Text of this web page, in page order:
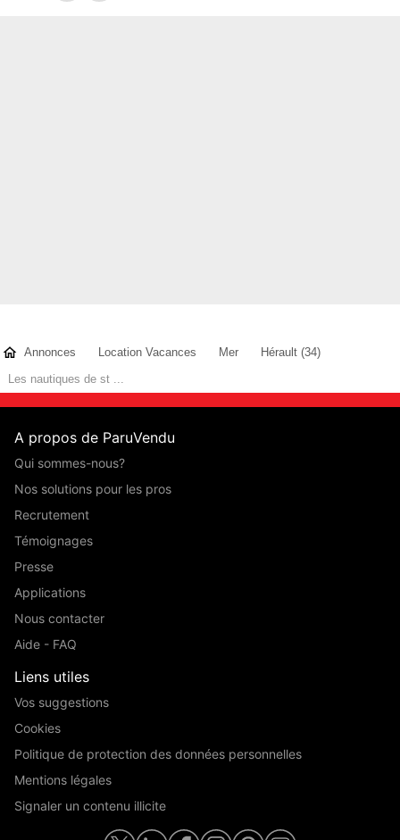
Annonces Location Vacances Mer
Hérault (34)
Les nautiques de st ...
A propos de ParuVendu
Qui sommes-nous?
Nos solutions pour les pros
Recrutement
Témoignages
Presse
Applications
Nous contacter
Aide - FAQ
Liens utiles
Vos suggestions
Cookies
Politique de protection des données personnelles
Mentions légales
Signaler un contenu illicite